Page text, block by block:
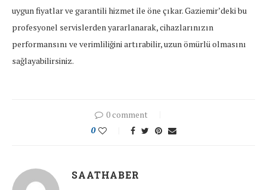
uygun fiyatlar ve garantili hizmet ile öne çıkar. Gaziemir’deki bu
profesyonel servislerden yararlanarak, cihazlarınızın
performansını ve verimliliğini artırabilir, uzun ömürlü olmasını
sağlayabilirsiniz.
0 comment
0
SAATHABER